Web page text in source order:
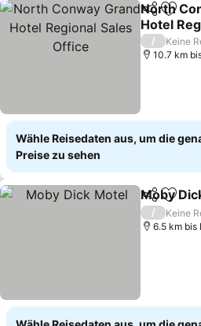
TeilenZu
North
Hotel
Office
/
Keine
10.7 km
Wähle Reisedaten aus, um die
Preise zu sehen
TeilenZu
Moby
/
Keine
6.5 km bis